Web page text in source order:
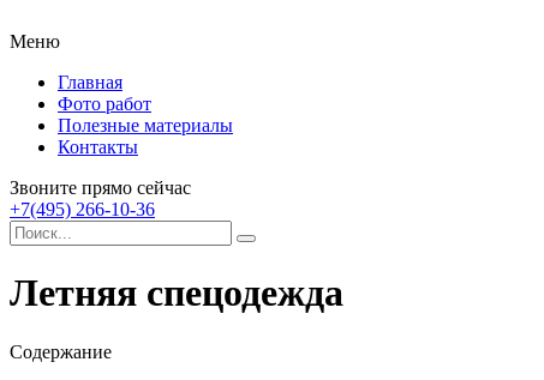
Меню
Главная
Фото работ
Полезные материалы
Контакты
Звоните прямо сейчас
+7(495) 266-10-36
Летняя спецодежда
Содержание